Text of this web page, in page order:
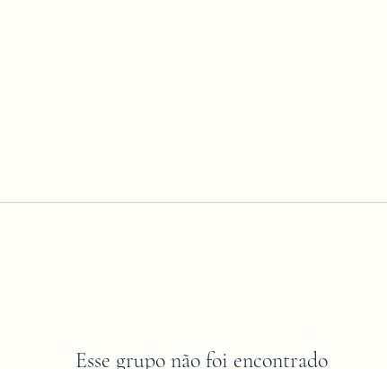
Esse grupo não foi encontrado